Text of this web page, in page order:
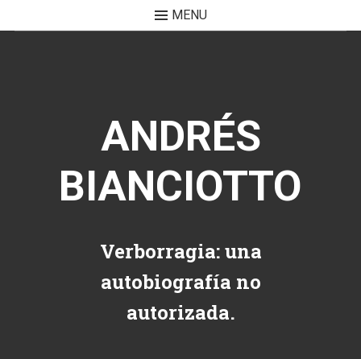
MENU
ANDRÉS
BIANCIOTTO
Verborragia: una
autobiografía no
autorizada.